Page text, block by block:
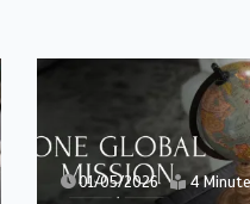
24/04/2026 4